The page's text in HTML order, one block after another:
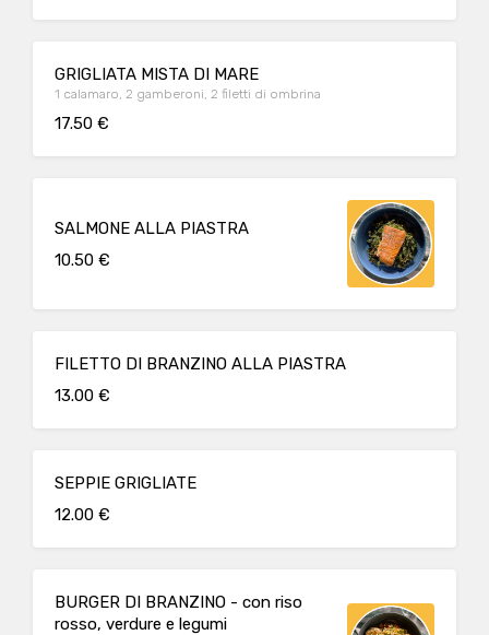
GRIGLIATA MISTA DI MARE
1 calamaro, 2 gamberoni, 2 filetti di ombrina
17.50 €
SALMONE ALLA PIASTRA
10.50 €
FILETTO DI BRANZINO ALLA PIASTRA
13.00 €
SEPPIE GRIGLIATE
12.00 €
BURGER DI BRANZINO - con riso
rosso, verdure e legumi